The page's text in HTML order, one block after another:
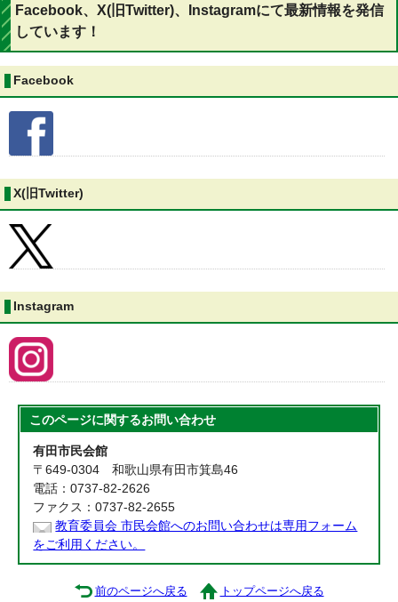
Facebook、X(旧Twitter)、Instagramにて最新情報を発信
しています！
Facebook
X(旧Twitter)
Instagram
このページに関するお問い合わせ
有田市民会館
〒649-0304 和歌山県有田市箕島46
電話：0737-82-2626
ファクス：0737-82-2655
教育委員会 市民会館へのお問い合わせは専用フォーム
をご利用ください。
前のページへ戻る トップページへ戻る